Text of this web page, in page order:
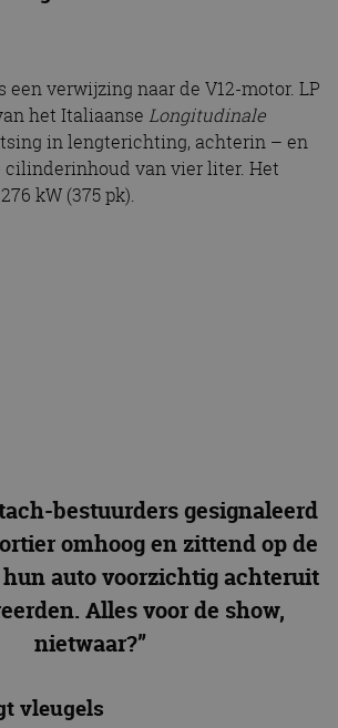
een verwijzing naar de V12-motor. LP
het Italiaanse Longitudinale
in lengterichting, achterin – en
cilinderinhoud van vier liter. Het
kW (375 pk).
bestuurders gesignaleerd
omhoog en zittend op de
auto voorzichtig achteruit
Alles voor de show,
nietwaar?”
vleugels